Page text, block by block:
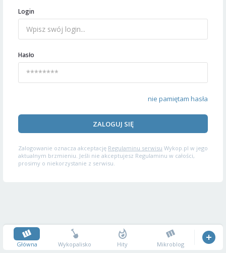
Login
Hasło
nie pamiętam hasła
ZALOGUJ SIĘ
Zalogowanie oznacza akceptację Regulaminu serwisu Wykop.pl w jego
aktualnym brzmieniu. Jeśli nie akceptujesz Regulaminu w całości,
prosimy o niekorzystanie z serwisu.
Główna Wykopalisko Hity Mikroblog